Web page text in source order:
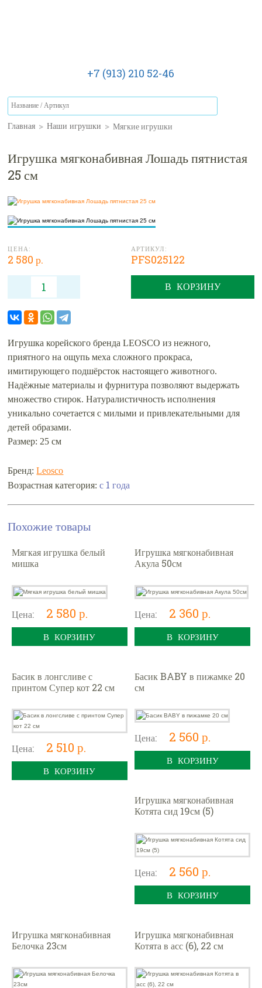
+7 (913) 210 52-46
Главная > Наши игрушки > Мягкие игрушки
Игрушка мягконабивная Лошадь пятнистая
25 см
ЦЕНА:
2 580 р.
АРТИКУЛ:
PFS025122
В КОРЗИНУ
Игрушка корейского бренда LEOSCO из нежного,
приятного на ощупь меха сложного прокраса,
имитирующего подшёрсток настоящего животного.
Надёжные материалы и фурнитура позволяют выдержать
множество стирок. Натуралистичность исполнения
уникально сочетается с милыми и привлекательными для
детей образами.
Размер: 25 см
Бренд:Leosco
Возрастная категория:с 1 года
Похожие товары
Мягкая игрушка белый
мишка
Цена: 2 580 р.
В КОРЗИНУ
Игрушка мягконабивная
Акула 50см
Цена: 2 360 р.
В КОРЗИНУ
Басик в лонгсливе с
принтом Супер кот 22 см
Цена: 2 510 р.
В КОРЗИНУ
Басик BABY в пижамке 20
см
Цена: 2 560 р.
В КОРЗИНУ
Игрушка мягконабивная
Котята сид 19см (5)
Цена: 2 560 р.
В КОРЗИНУ
Игрушка мягконабивная
Белочка 23см
Игрушка мягконабивная
Котята в асс (6), 22 см